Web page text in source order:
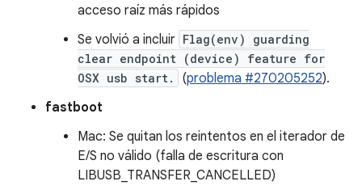
acceso raíz más rápidos
Se volvió a incluir Flag(env) guarding
clear endpoint (device) feature for
OSX usb start.
(problema #270205252).
fastboot
Mac: Se quitan los reintentos en el iterador de
E/S no válido (falla de escritura con
LIBUSB_TRANSFER_CANCELLED)